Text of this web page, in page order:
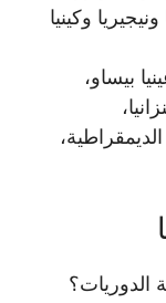
وكينيا
بيساو،
الدوريات؟